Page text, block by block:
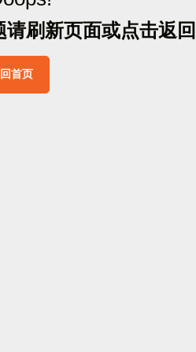
请刷新页面或点击返 回
回首页